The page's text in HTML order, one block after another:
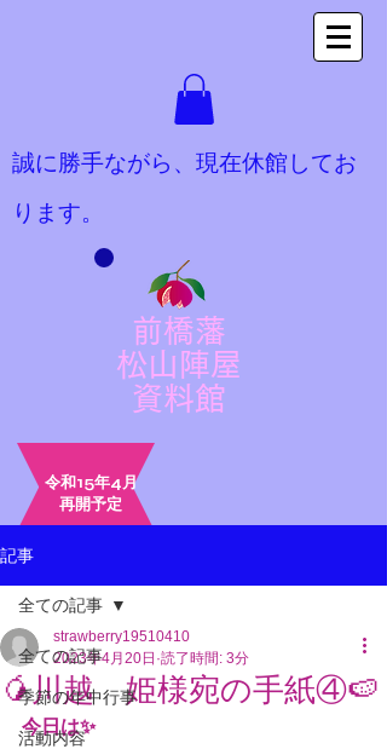
​誠に勝手ながら、現在休館してお
ります。
前橋藩
松山陣屋
​資料館
令和15年4月
​再開予定
記事
全ての記事
季節の年中行事
活動内容
全ての記事
🥭川越 姫様宛の手紙④🍉
strawberry19510410
2023年4月20日 読了時間: 3分
今日は✨